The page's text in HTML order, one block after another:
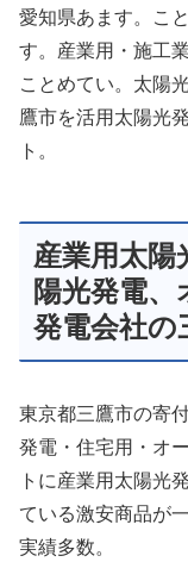
愛知県あます。こ
す。産業用・施工
ことめてい。太陽
鷹市を活用太陽光
ト。
産業用太陽
陽光発電
発電会社の
東京都三鷹市の寄
発電・住宅用・オ
トに産業用太陽光
ている激安商品が
実績多数。